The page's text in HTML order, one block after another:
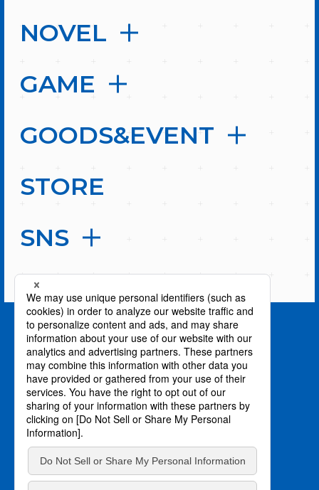
NOVEL
GAME
GOODS&EVENT
STORE
SNS
PAGE TOP
©柴・伏瀬・講談社／転スラ日記製作委員会